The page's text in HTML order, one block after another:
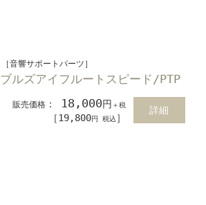
［音響サポートパーツ］
ブルズアイフルートスピード/PTP
販売価格 ： 18,000円 ＋税
［19,800円 税込 ］
詳細